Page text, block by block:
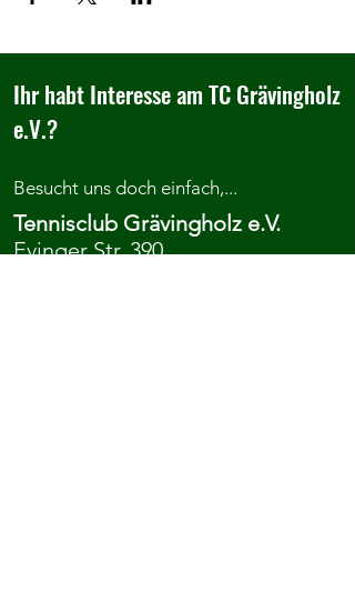
Ihr habt Interesse am TC Grävingholz
e.V.?
Besucht uns doch einfach,...
Tennisclub Grävingholz e.V.
Evinger Str. 390